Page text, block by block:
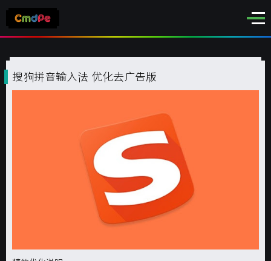
搜狗拼音输入法 优化去广告版